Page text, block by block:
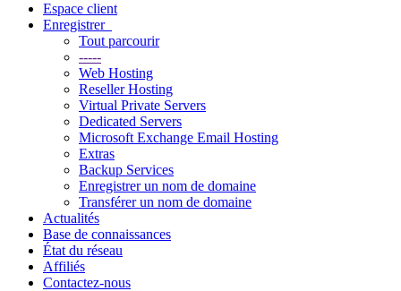
Espace client
Enregistrer
Tout parcourir
-----
Web Hosting
Reseller Hosting
Virtual Private Servers
Dedicated Servers
Microsoft Exchange Email Hosting
Extras
Backup Services
Enregistrer un nom de domaine
Transférer un nom de domaine
Actualités
Base de connaissances
État du réseau
Affiliés
Contactez-nous